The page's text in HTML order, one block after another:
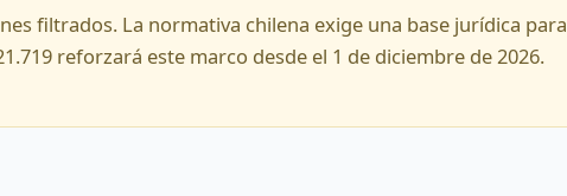
filtrados. La normativa chilena exige una base jurídica para
reforzará este marco desde el 1 de diciembre de 2026.